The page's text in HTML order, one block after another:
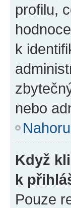
profilu,
k
nebo
Nahoru
Když
k
Pouze